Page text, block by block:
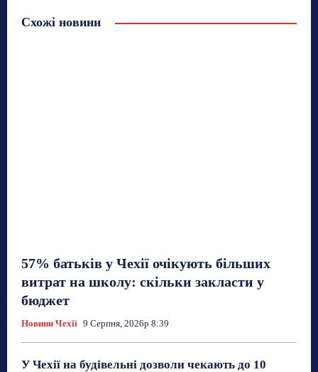
Схожі новини
57% батьків у Чехії очікують більших
витрат на школу: скільки закласти у
бюджет
Новини Чехії 9 Серпня, 2026р 8:39
У Чехії на будівельні дозволи чекають до 10